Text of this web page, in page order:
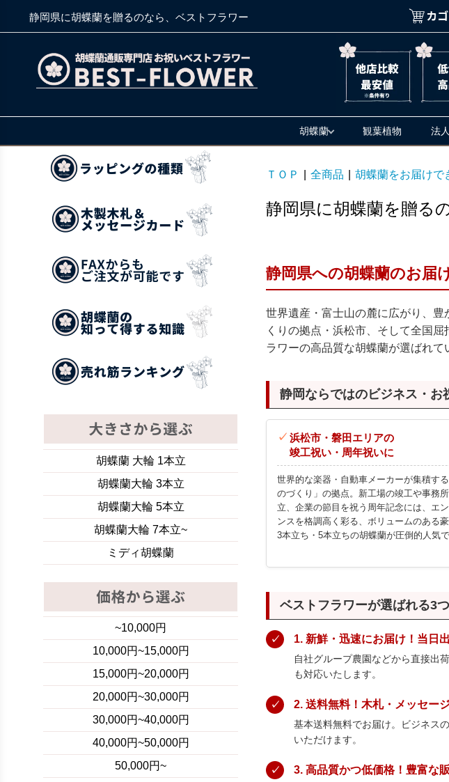
静岡県に胡蝶蘭を贈るのなら、ベストフラワー
胡蝶蘭 観葉植物 法
ＴＯＰ 全商品 胡蝶蘭をお届けで
静岡県に胡蝶蘭を贈る
静岡県への胡蝶蘭のお届
世界遺産・富士山の麓に広がり、
くりの拠点・浜松市、そして全国
ラワーの高品質な胡蝶蘭が選ばれて
静岡ならではのビジネス・お
浜松市・磐田エリアの
竣工祝い・周年祝いに
世界的な楽器・自動車メーカーが集積す
のづくり」の拠点。新工場の竣工や事務
立、企業の節目を祝う周年記念には、エ
ンスを格調高く彩る、ボリュームのある
3本立ち・5本立ちの胡蝶蘭が圧倒的人気で
ベストフラワーが選ばれる3
1. 新鮮・迅速にお届け！当日
自社グループ農園などから直接出
も対応いたします。
2. 送料無料！木札・メッセー
基本送料無料でお届け。ビジネス
いただけます。
3. 高品質かつ低価格！豊富な
胡蝶蘭 大輪 1本立
胡蝶蘭大輪 3本立
胡蝶蘭大輪 5本立
胡蝶蘭大輪 7本立~
ミディ胡蝶蘭
~10,000円
10,000円~15,000円
15,000円~20,000円
20,000円~30,000円
30,000円~40,000円
40,000円~50,000円
50,000円~